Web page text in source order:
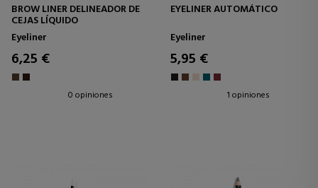
BROW LINER DELINEADOR DE
CEJAS LÍQUIDO
Eyeliner
6,25 €
0 opiniones
EYELINER AUTOMÁTICO
Eyeliner
5,95 €
1 opiniones